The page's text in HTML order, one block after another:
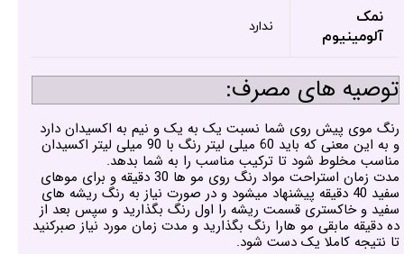
نمک
آلومینیوم
ندارد
توصیه های مصرف:
رنگ موی پیش روی شما نسبت یک به یک و نیم به اکسیدان دارد
و به این معنی که باید 60 میلی لیتر رنگ با 90 میلی لیتر اکسیدان
مناسب مخلوط شود تا ترکیب مناسب را به شما بدهد.
مدت زمان استراحت مواد رنگ روی مو ها 30 دقیقه و برای موهای
سفید 40 دقیقه پیشنهاد میشود و در صورت نیاز به رنگ ریشه های
سفید و خاکستری قسمت ریشه را اول رنگ بگذارید و سپس بعد از
ده دقیقه مابقی مو هارا رنگ بگذارید و مدت زمان مورد نیاز صبرکنید
تا نتیجه کاملا یک دست شود.